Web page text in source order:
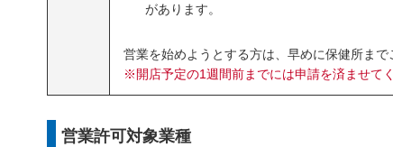
があります。
営業を始めようとする方は、早めに保健所まで
※開店予定の1週間前までには申請を済ませてく
営業許可対象業種